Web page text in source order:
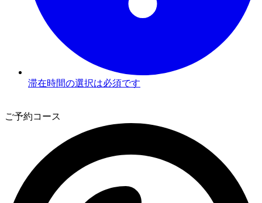
滞在時間の選択は必須です
ご予約コース